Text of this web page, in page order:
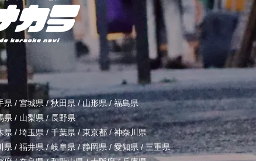
県 / 宮城県 /秋田県 /山形県/福島県
県 / 山梨県/長野県
県 / 埼玉県/ 千葉県 /東京都/神奈川県
県 / 福井県/岐阜県/静岡県/ 愛知県 / 三重県